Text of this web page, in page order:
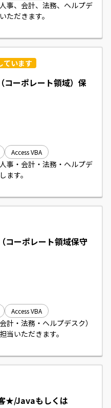
事、会計、法務、ヘルプデ
ただきます。
ています
ーポレート領域）保
Access VBA
事・会計・法務・ヘルプデ
ます。
ーポレート領域保守
Access VBA
計・法務・ヘルプデスク）
当いただきます。
★/Javaもしくは